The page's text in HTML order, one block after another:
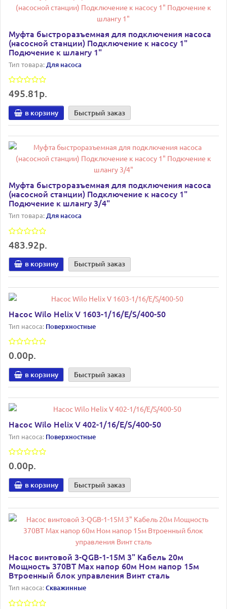
Муфта быстроразъемная для подключения насоса
(насосной станции) Подключение к насосу 1"
Подючение к шлангу 1"
Тип товара:Для насоса
495.81р.
в корзину Быстрый заказ
Муфта быстроразъемная для подключения насоса
(насосной станции) Подключение к насосу 1"
Подючение к шлангу 3/4"
Тип товара:Для насоса
483.92р.
в корзину Быстрый заказ
Насос Wilo Helix V 1603-1/16/E/S/400-50
Тип насоса: Поверхностные
0.00р.
в корзину Быстрый заказ
Насос Wilo Helix V 402-1/16/E/S/400-50
Тип насоса: Поверхностные
0.00р.
в корзину Быстрый заказ
Насос винтовой 3-QGB-1-15M 3" Кабель 20м
Мощность 370ВТ Мах напор 60м Ном напор 15м
Втроенный блок управления Винт сталь
Тип насоса:Скважинные